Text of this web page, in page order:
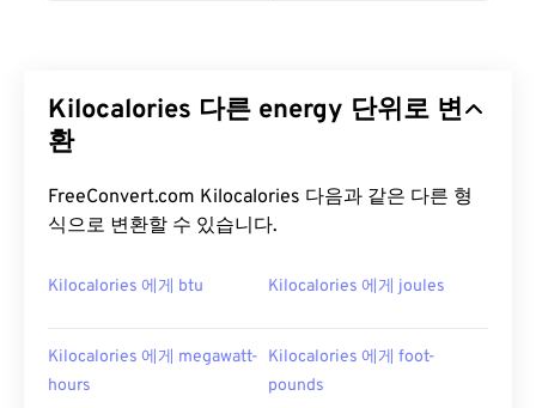
Kilocalories 다른 energy 단위로 변
환
FreeConvert.com Kilocalories 다음과 같은 다른 형
식으로 변환할 수 있습니다.
Kilocalories 에게 btu Kilocalories 에게 joules
Kilocalories 에게 megawatt-
hours
Kilocalories 에게 foot-
pounds